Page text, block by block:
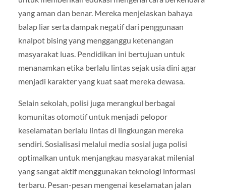
yang aman dan benar. Mereka menjelaskan bahaya
balap liar serta dampak negatif dari penggunaan
knalpot bising yang mengganggu ketenangan
masyarakat luas. Pendidikan ini bertujuan untuk
menanamkan etika berlalu lintas sejak usia dini agar
menjadi karakter yang kuat saat mereka dewasa.
Selain sekolah, polisi juga merangkul berbagai
komunitas otomotif untuk menjadi pelopor
keselamatan berlalu lintas di lingkungan mereka
sendiri. Sosialisasi melalui media sosial juga polisi
optimalkan untuk menjangkau masyarakat milenial
yang sangat aktif menggunakan teknologi informasi
terbaru. Pesan-pesan mengenai keselamatan jalan